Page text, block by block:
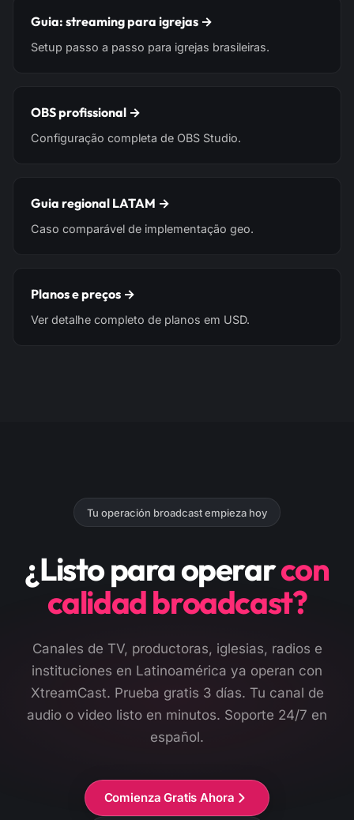
Guia: streaming para igrejas →
Setup passo a passo para igrejas brasileiras.
OBS profissional →
Configuração completa de OBS Studio.
Guia regional LATAM →
Caso comparável de implementação geo.
Planos e preços →
Ver detalhe completo de planos em USD.
Tu operación broadcast empieza hoy
¿Listo para operarcon
calidad broadcast?
Canales de TV, productoras, iglesias, radios e
instituciones en Latinoamérica ya operan con
XtreamCast. Prueba gratis 3 días. Tu canal de
audio o video listo en minutos. Soporte 24/7 en
español.
Comienza Gratis Ahora